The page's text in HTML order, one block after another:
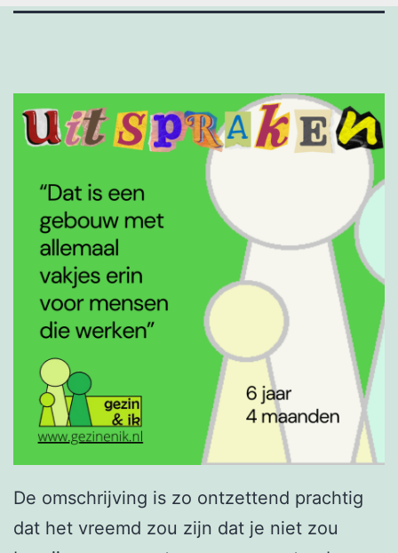
De omschrijving is zo ontzettend prachtig
dat het vreemd zou zijn dat je niet zou